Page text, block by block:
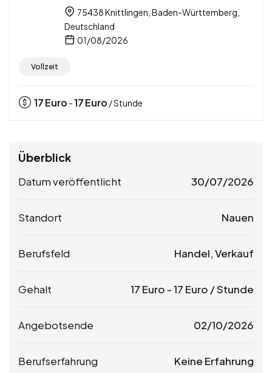
75438 Knittlingen, Baden-Württemberg,
Deutschland
01/08/2026
Vollzeit
17Euro -17Euro / Stunde
Überblick
Datum veröffentlicht 30/07/2026
Standort Nauen
Berufsfeld Handel, Verkauf
Gehalt 17 Euro -17 Euro / Stunde
Angebotsende 02/10/2026
Berufserfahrung Keine Erfahrung